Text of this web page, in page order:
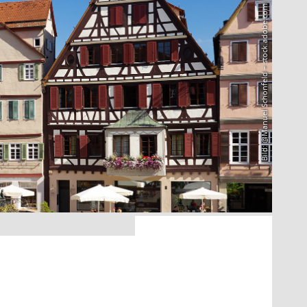
Bild: @Manuel Schönfeld – stock.adobe.com